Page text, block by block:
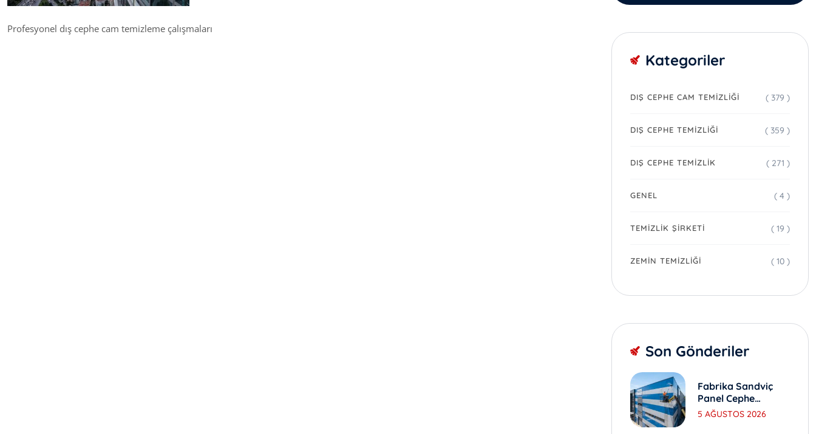
Profesyonel dış cephe cam temizleme çalışmaları
Kategoriler
DIŞ CEPHE CAM TEMIZLIĞI ( 379 )
DIŞ CEPHE TEMIZLIĞI ( 359 )
DIŞ CEPHE TEMIZLIK ( 271 )
GENEL ( 4 )
TEMIZLIK ŞIRKETI ( 19 )
ZEMIN TEMIZLIĞI ( 10 )
Son Gönderiler
Fabrika Sandviç
Panel Cephe
Yıkama Ve Bakım
5 AĞUSTOS 2026